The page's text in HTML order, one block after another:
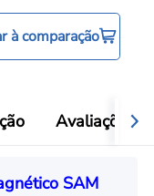
à comparação
Avaliações
SAM